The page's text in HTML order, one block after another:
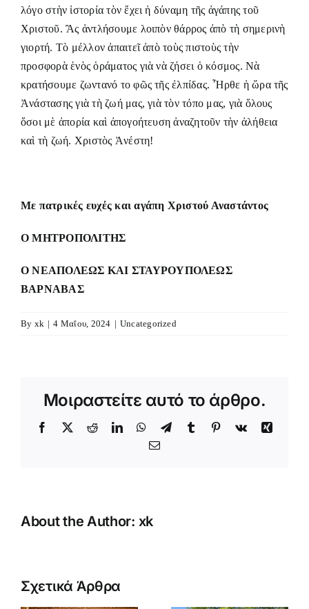
λόγο στὴν ἱστορία τὸν ἔχει ἡ δύναμη τῆς ἀγάπης τοῦ
Χριστοῦ. Ἂς ἀντλήσουμε λοιπὸν θάρρος ἀπὸ τὴ σημερινὴ
γιορτή. Τὸ μέλλον ἀπαιτεῖ ἀπὸ τοὺς πιστοὺς τὴν
προσφορὰ ἑνὸς ὁράματος γιὰ νὰ ζήσει ὁ κόσμος. Νὰ
κρατήσουμε ζωντανό το φῶς τῆς ἐλπίδας. Ἦρθε ἡ ὥρα τῆς
Ἀνάστασης γιὰ τὴ ζωή μας, γιὰ τὸν τόπο μας, γιὰ ὅλους
ὅσοι μὲ ἀπορία καὶ ἀπογοήτευση ἀναζητοῦν τὴν ἀλήθεια
καὶ τὴ ζωή. Χριστὸς Ἀνέστη!
Με πατρικές ευχές και αγάπη Χριστού Αναστάντος
Ο ΜΗΤΡΟΠΟΛΙΤΗΣ
Ο ΝΕΑΠΟΛΕΩΣ ΚΑΙ ΣΤΑΥΡΟΥΠΟΛΕΩΣ
ΒΑΡΝΑΒΑΣ
By xk | 4 Μαΐου, 2024 | Uncategorized
Μοιραστείτε αυτό το άρθρο.
Facebook
X RedditLinkedInWhatsApp
TelegramTumblr Pinterest
Vk
Xing
Email
About the Author: xk
Σχετικά Άρθρα
Δημοτικού